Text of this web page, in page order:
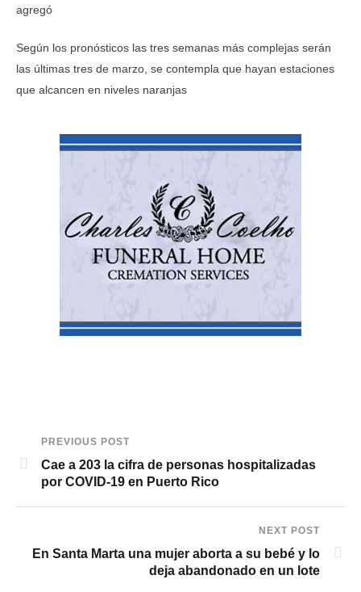
agregó
Según los pronósticos las tres semanas más complejas serán
las últimas tres de marzo, se contempla que hayan estaciones
que alcancen en niveles naranjas
PREVIOUS POST
Cae a 203 la cifra de personas hospitalizadas
por COVID-19 en Puerto Rico
NEXT POST
En Santa Marta una mujer aborta a su bebé y lo
deja abandonado en un lote